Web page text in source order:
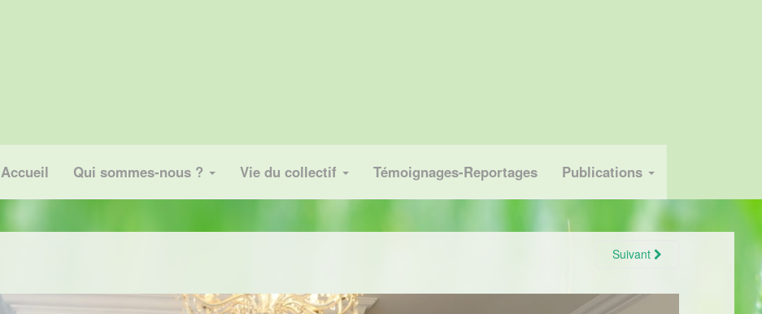
Accueil Qui sommes-nous ? Vie du collectif Témoignages-Reportages Publications
Suivant